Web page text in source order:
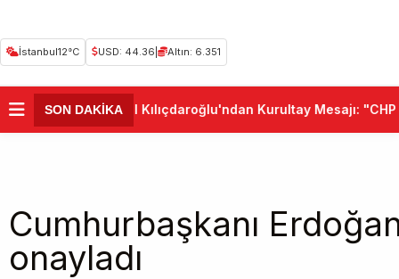
İstanbul12°C USD: 44.36 Altın: 6.351
SON DAKİKA
•Kemal Kılıçdaroğlu'ndan Kurultay Mesajı: "CHP
Cumhurbaşkanı
onayladı